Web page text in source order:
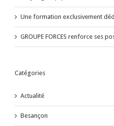
Une formation exclusivement
GROUPE FORCES renforce ses
Catégories
Actualité
Besançon